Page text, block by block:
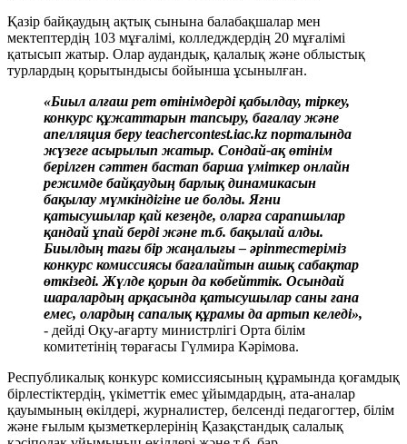
Қазір байқаудың ақтық сынына балабақшалар мен
мектептердің 103 мұғалімі, колледждердің 20 мұғалімі
қатысып жатыр. Олар аудандық, қалалық және облыстық
турлардың қорытындысы бойынша ұсынылған.
«Биыл алғаш рет өтінімдерді қабылдау, тіркеу,
конкурс құжаттарын тапсыру, бағалау және
апелляция беру teachercontest.iac.kz порталында
жүзеге асырылып жатыр. Сондай-ақ өтінім
берілген сәттен бастап барша үміткер онлайн
режимде байқаудың барлық динамикасын
бақылау мүмкіндігіне ие болды. Яғни
қатысушылар қай кезеңде, оларға сарапшылар
қандай ұпай берді және т.б. бақылай алды.
Биылдың тағы бір жаңалығы – әріптестеріміз
конкурс комиссиясы бағалайтын ашық сабақтар
өткізеді. Жүлде қорын да көбейттік. Осындай
шаралардың арқасында қатысушылар саны ғана
емес, олардың сапалық құрамы да артып келеді»,
- дейді Оқу-ағарту министрлігі Орта білім
комитетінің төрағасы Гүлмира Кәрімова.
Республикалық конкурс комиссиясының құрамында қоғамдық
бірлестіктердің, үкіметтік емес ұйымдардың, ата-аналар
қауымының өкілдері, журналистер, белсенді педагогтер, білім
және ғылым қызметкерлерінің Қазақстандық салалық